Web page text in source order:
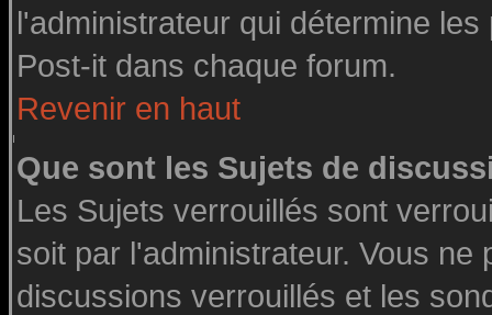
l'administrateur qui détermine
Post-it dans chaque forum.
Revenir en haut
Que sont les Sujets de
Les Sujets verrouillés sont
soit par l'administrateur. Vous
discussions verrouillés et les